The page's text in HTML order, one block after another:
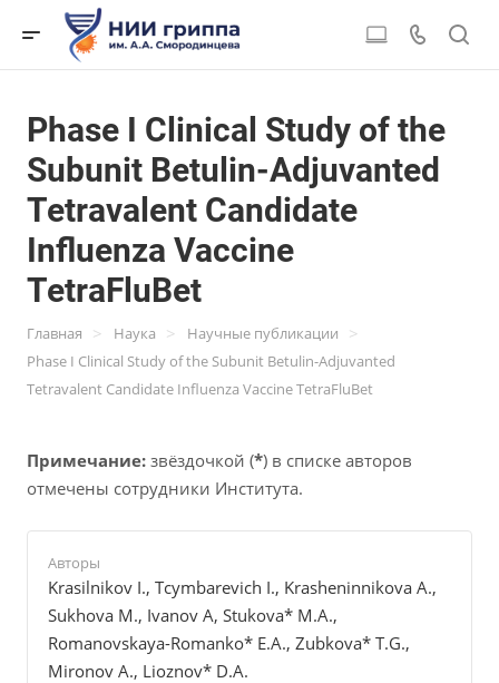
Phase I Clinical Study of the
Subunit Betulin-Adjuvanted
Tetravalent Candidate
Influenza Vaccine
TetraFluBet
Главная > Наука > Научные публикации >
Phase I Clinical Study of the Subunit Betulin-Adjuvanted
Tetravalent Candidate Influenza Vaccine TetraFluBet
Примечание: звёздочкой (*) в списке авторов
отмечены сотрудники Института.
Авторы
Krasilnikov I., Tcymbarevich I., Krasheninnikova А.,
Sukhova M., Ivanov A, Stukova* M.A.,
Romanovskaya-Romanko* E.A., Zubkova* T.G.,
Mironov A., Lioznov* D.A.